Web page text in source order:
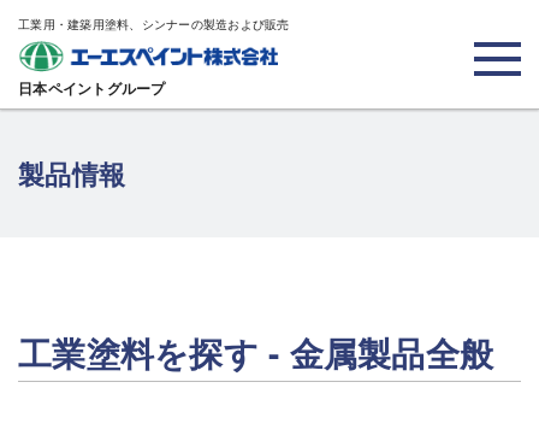
工業用・建築用塗料、シンナーの製造および販売
日本ペイントグループ
製品情報
工業塗料を探す - 金属製品全般